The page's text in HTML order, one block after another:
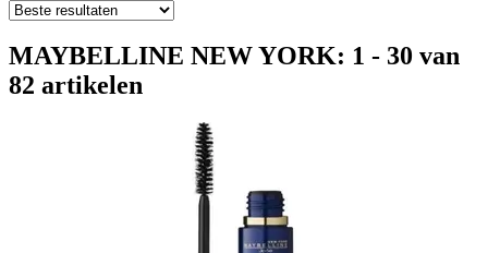
MAYBELLINE NEW YORK: 1 - 30 van
82 artikelen